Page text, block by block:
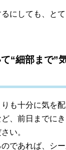
にしても、と
“細部まで”
も十分に気を配
、前日までに
い。
であれば、シ